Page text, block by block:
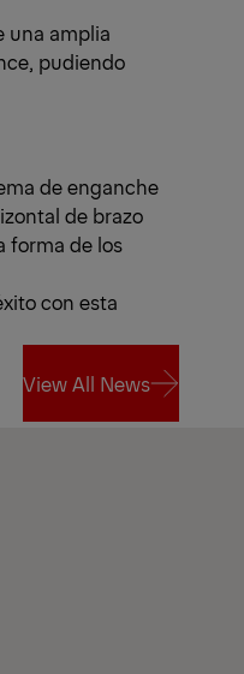
una amplia
pudiendo
de enganche
de brazo
forma de los
con esta
View All News